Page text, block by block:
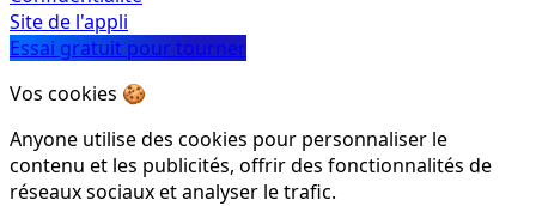
Site de l'appli
Essai gratuit pour tourner
Vos cookies 🍪
Anyone utilise des cookies pour personnaliser le
contenu et les publicités, offrir des fonctionnalités de
réseaux sociaux et analyser le trafic.